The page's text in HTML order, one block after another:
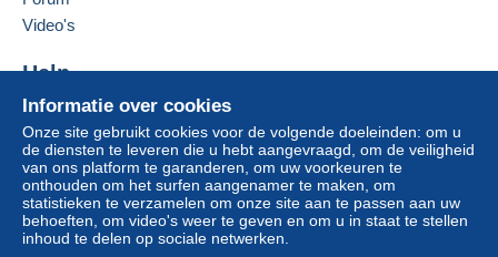
Zone 5
Zone 6
Zone 7
Deze verkoper toevoegen aan mijn favorieten
Informatie over cookies
Onze site gebruikt cookies voor de volgende doeleinden: om u
de diensten te leveren die u hebt aangevraagd, om de veiligheid
van ons platform te garanderen, om uw voorkeuren te
onthouden om het surfen aangenamer te maken, om
statistieken te verzamelen om onze site aan te passen aan uw
behoeften, om video's weer te geven en om u in staat te stellen
inhoud te delen op sociale netwerken.
Video's
Help
Hulpcentrum
Kopen op Delcampe
Verkopen op Delcampe
Een beveiligde website